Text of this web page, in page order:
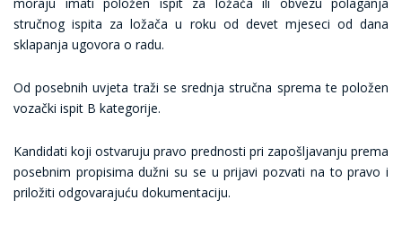
stručnog ispita za ložača u roku od devet mjeseci od dana
sklapanja ugovora o radu.
Od posebnih uvjeta traži se srednja stručna sprema te položen
vozački ispit B kategorije.
Kandidati koji ostvaruju pravo prednosti pri zapošljavanju prema
posebnim propisima dužni su se u prijavi pozvati na to pravo i
priložiti odgovarajuću dokumentaciju.